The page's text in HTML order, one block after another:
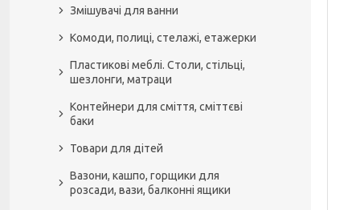
Змішувачі для ванни
Комоди, полиці, стелажі, етажерки
Пластикові меблі. Столи, стільці,
шезлонги, матраци
Контейнери для сміття, сміттєві
баки
Товари для дітей
Вазони, кашпо, горщики для
розсади, вази, балконні ящики